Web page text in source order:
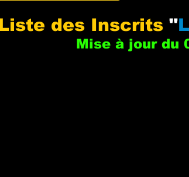
des Inscrits"
Mise à jour du